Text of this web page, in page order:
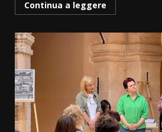
Continua a leggere